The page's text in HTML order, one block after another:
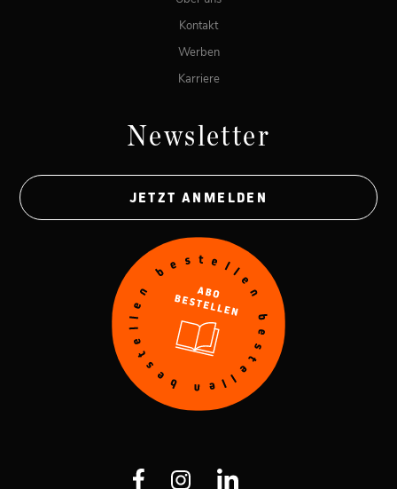
Kontakt
Werben
Karriere
Newsletter
JETZT ANMELDEN